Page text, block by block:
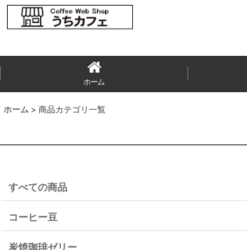
ホーム
ホーム > 商品カテゴリ一覧
すべての商品
コーヒー豆
炭焼珈琲ゼリー